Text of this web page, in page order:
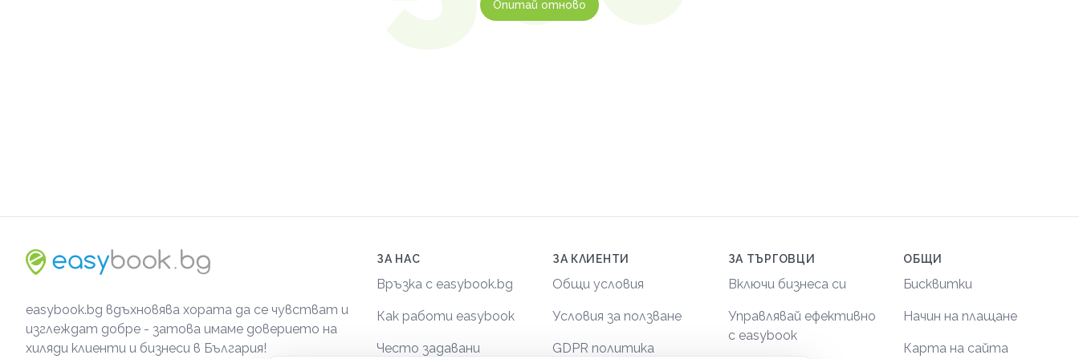
Опитай отново
easybook.bg вдъхновява хората да се чувстват и
изглеждат добре - затова имаме доверието на
хиляди клиенти и бизнеси в България!
ЗА НАС
Връзка с easybook.bg
Как работи easybook
Често задавани
ЗА КЛИЕНТИ
Общи условия
Условия за ползване
GDPR политика
ЗА ТЪРГОВЦИ
Включи бизнеса си
Управлявай ефективно
с easybook
ОБЩИ
Бисквитки
Начин на плащане
Карта на сайта